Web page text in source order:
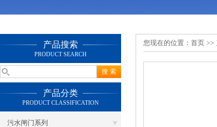
产品搜索
PRODUCT SEARCH
产品分类
PRODUCT CLASSIFICATION
污水闸门系列
您现在的位置： 首页 >>